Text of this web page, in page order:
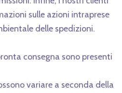
sulle azioni intraprese
delle spedizioni.
consegna sono presenti
variare a seconda della